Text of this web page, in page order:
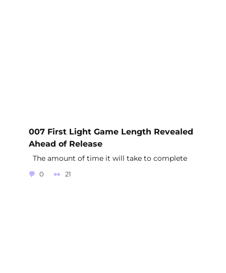
007 First Light Game Length Revealed
Ahead of Release
The amount of time it will take to complete
0 21